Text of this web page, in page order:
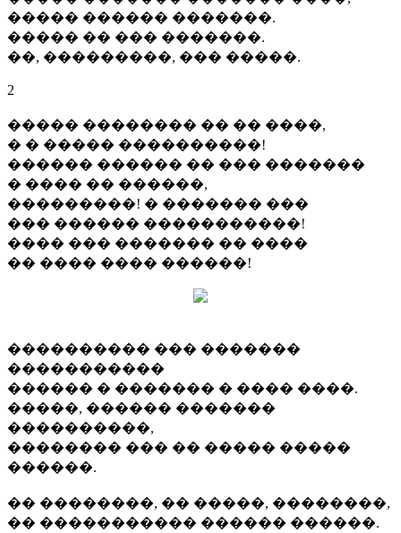
����� ������ �������.
����� �� ��� �������.
��, ���������, ��� �����.
2
����� �������� �� �� ����,
� � ����� ����������!
������ ������ �� ��� �������
� ���� �� ������,
���������! � ������� ���
��� ������ �����������!
���� ��� ������� �� ����
�� ���� ���� ������!
���������� ��� �������
�����������
������ � ������� � ���� ����.
�����, ������ �������
����������,
�������� ��� �� ����� �����
������.
�� ��������, �� �����, ��������,
�� ����������� ������ ������.